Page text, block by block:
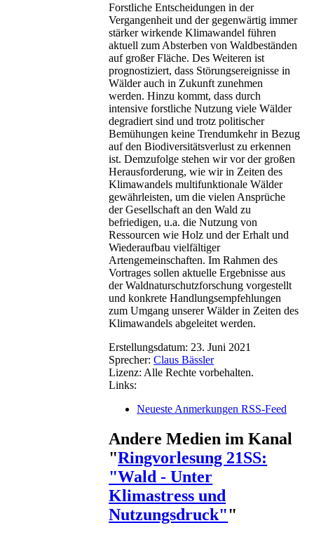
Forstliche Entscheidungen in der
Vergangenheit und der gegenwärtig immer
stärker wirkende Klimawandel führen
aktuell zum Absterben von Waldbeständen
auf großer Fläche. Des Weiteren ist
prognostiziert, dass Störungsereignisse in
Wälder auch in Zukunft zunehmen
werden. Hinzu kommt, dass durch
intensive forstliche Nutzung viele Wälder
degradiert sind und trotz politischer
Bemühungen keine Trendumkehr in Bezug
auf den Biodiversitätsverlust zu erkennen
ist. Demzufolge stehen wir vor der großen
Herausforderung, wie wir in Zeiten des
Klimawandels multifunktionale Wälder
gewährleisten, um die vielen Ansprüche
der Gesellschaft an den Wald zu
befriedigen, u.a. die Nutzung von
Ressourcen wie Holz und der Erhalt und
Wiederaufbau vielfältiger
Artengemeinschaften. Im Rahmen des
Vortrages sollen aktuelle Ergebnisse aus
der Waldnaturschutzforschung vorgestellt
und konkrete Handlungsempfehlungen
zum Umgang unserer Wälder in Zeiten des
Klimawandels abgeleitet werden.
Erstellungsdatum: 23. Juni 2021
Sprecher: Claus Bässler
Lizenz: Alle Rechte vorbehalten.
Links:
Neueste Anmerkungen RSS-Feed
Andere Medien im Kanal
"Ringvorlesung 21SS:
"Wald - Unter
Klimastress und
Nutzungsdruck""